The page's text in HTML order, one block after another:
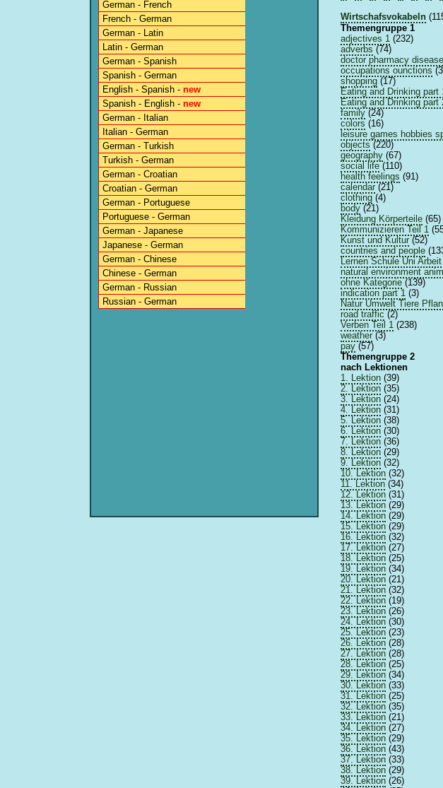
German - French
French - German
German - Latin
Latin - German
German - Spanish
Spanish - German
English - Spanish - new
Spanish - English - new
German - Italian
Italian - German
German - Turkish
Turkish - German
German - Croatian
Croatian - German
German - Portuguese
Portuguese - German
German - Japanese
Japanese - German
German - Chinese
Chinese - German
German - Russian
Russian - German
Wirtschafsvokabeln
Themengruppe 1
adjectives 1 (232)
adverbs (74)
doctor pharmacy
occupations ounctions
shopping (17)
Eating and Drinking part
Eating and Drinking part
family (24)
colors (16)
leisure games hobbies
objects (220)
geography (67)
social life (110)
health feelings (91)
calendar (21)
clothing (4)
body (21)
Kleidung Körperteile (65)
Kommunizieren Teil 1
Kunst und Kultur (52)
countries and people
Lernen Schule Uni Arbeit
natural environment
ohne Kategorie (139)
indication part 1 (3)
Natur Umwelt Tiere
road traffic (2)
Verben Teil 1 (238)
weather (3)
pay (57)
Themengruppe 2
nach Lektionen
1. Lektion (39)
2. Lektion (35)
3. Lektion (24)
4. Lektion (31)
5. Lektion (38)
6. Lektion (30)
7. Lektion (36)
8. Lektion (29)
9. Lektion (32)
10. Lektion (32)
11. Lektion (34)
12. Lektion (31)
13. Lektion (29)
14. Lektion (29)
15. Lektion (29)
16. Lektion (32)
17. Lektion (27)
18. Lektion (25)
19. Lektion (34)
20. Lektion (21)
21. Lektion (32)
22. Lektion (19)
23. Lektion (26)
24. Lektion (30)
25. Lektion (23)
26. Lektion (28)
27. Lektion (28)
28. Lektion (25)
29. Lektion (34)
30. Lektion (33)
31. Lektion (25)
32. Lektion (35)
33. Lektion (21)
34. Lektion (27)
35. Lektion (29)
36. Lektion (43)
37. Lektion (33)
38. Lektion (29)
39. Lektion (26)